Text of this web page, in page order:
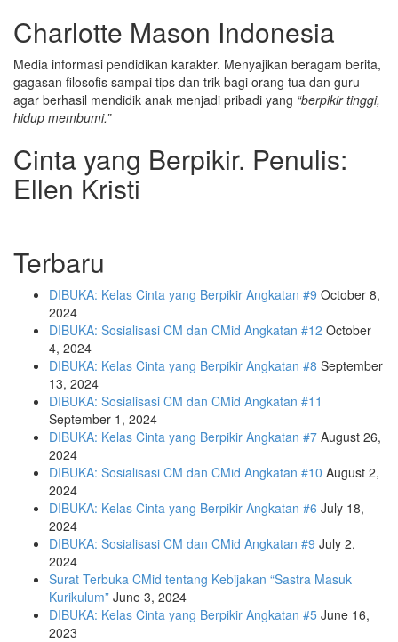
Charlotte Mason Indonesia
Media informasi pendidikan karakter. Menyajikan beragam berita,
gagasan filosofis sampai tips dan trik bagi orang tua dan guru
agar berhasil mendidik anak menjadi pribadi yang “berpikir tinggi,
hidup membumi.”
Cinta yang Berpikir. Penulis:
Ellen Kristi
Terbaru
DIBUKA: Kelas Cinta yang Berpikir Angkatan #9 October 8,
2024
DIBUKA: Sosialisasi CM dan CMid Angkatan #12 October
4, 2024
DIBUKA: Kelas Cinta yang Berpikir Angkatan #8 September
13, 2024
DIBUKA: Sosialisasi CM dan CMid Angkatan #11
September 1, 2024
DIBUKA: Kelas Cinta yang Berpikir Angkatan #7 August 26,
2024
DIBUKA: Sosialisasi CM dan CMid Angkatan #10 August 2,
2024
DIBUKA: Kelas Cinta yang Berpikir Angkatan #6 July 18,
2024
DIBUKA: Sosialisasi CM dan CMid Angkatan #9 July 2,
2024
Surat Terbuka CMid tentang Kebijakan “Sastra Masuk
Kurikulum” June 3, 2024
DIBUKA: Kelas Cinta yang Berpikir Angkatan #5 June 16,
2023